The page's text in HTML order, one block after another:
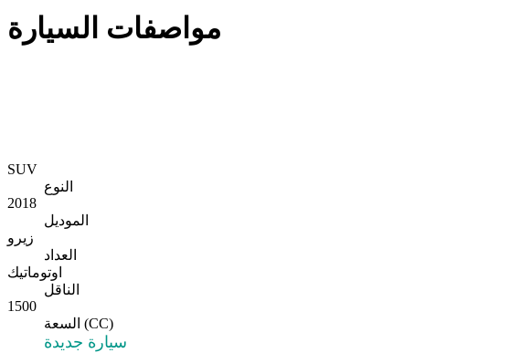
مواصفات السيارة
SUV
النوع
2018
الموديل
زيرو
العداد
اوتوماتيك
الناقل
1500
السعة (CC)
سيارة جديدة